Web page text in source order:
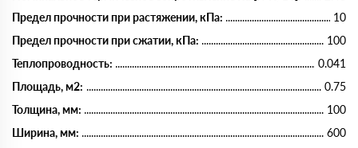
Предел прочности при растяжении, кПа:
10
Предел прочности при сжатии, кПа:
100
Теплопроводность:
0.041
Площадь, м2:
0.75
Толщина, мм:
100
Ширина, мм:
600